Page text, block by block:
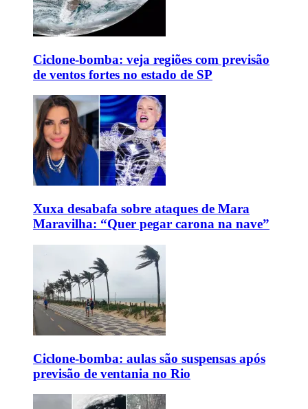
Ciclone-bomba: veja regiões com previsão
de ventos fortes no estado de SP
Xuxa desabafa sobre ataques de Mara
Maravilha: “Quer pegar carona na nave”
Ciclone-bomba: aulas são suspensas após
previsão de ventania no Rio